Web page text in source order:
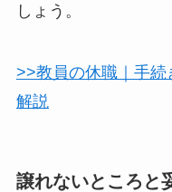
しょう。
>>教員の休職｜手
解説
譲れないところと